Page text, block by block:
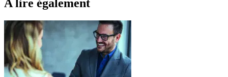
A lire également